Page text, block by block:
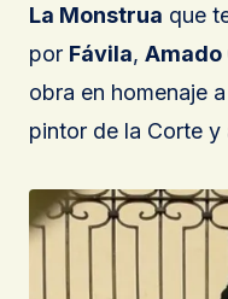
La Monstrua que
por Fávila, Amado
obra en homenaje a
pintor de la Corte y